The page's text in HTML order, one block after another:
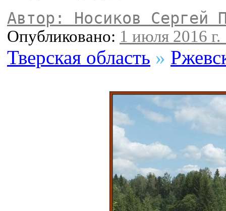
Автор: Носиков Сергей
Опубликовано: 1 июля 2016 г.
Тверская область »